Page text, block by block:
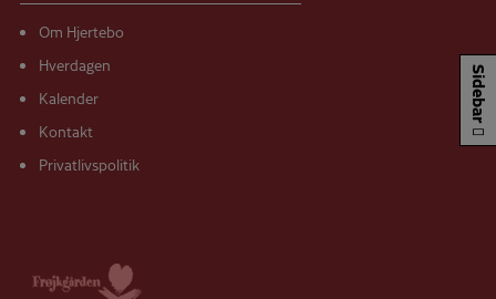
Sidebar
Om Hjertebo
Hverdagen
Kalender
Kontakt
Privatlivspolitik